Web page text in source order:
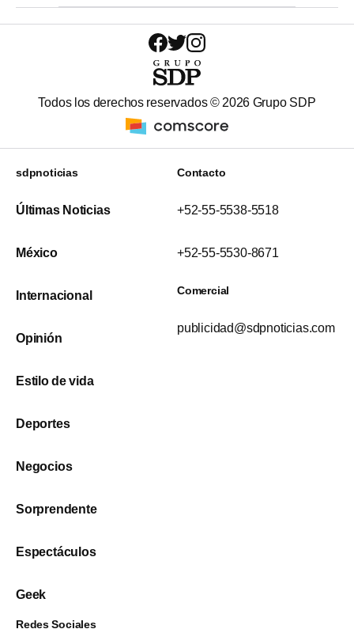
Todos los derechos reservados © 2026 Grupo SDP
sdpnoticias
Últimas Noticias
México
Internacional
Opinión
Estilo de vida
Deportes
Negocios
Sorprendente
Espectáculos
Geek
Contacto
+52-55-5538-5518
+52-55-5530-8671
Comercial
publicidad@sdpnoticias.com
Redes Sociales